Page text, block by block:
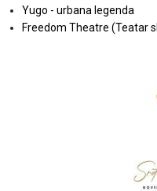
Yugo - urbana legenda
Freedom Theatre (Teatar